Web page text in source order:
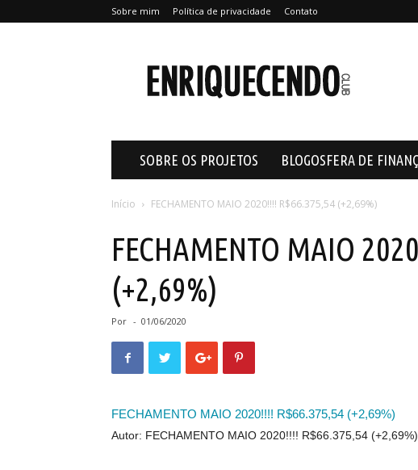
Sobre mim Política de privacidade Contato
SOBRE OS PROJETOS BLOGOSFERA DE
Início FECHAMENTO MAIO 2020!!!! R$66.375,54 (+2,69%)
FECHAMENTO MAIO
(+2,69%)
Por - 01/06/2020
FECHAMENTO MAIO 2020!!!! R$66.375,54 (+2,69%)
Autor: FECHAMENTO MAIO 2020!!!! R$66.375,54 (+2,69%)